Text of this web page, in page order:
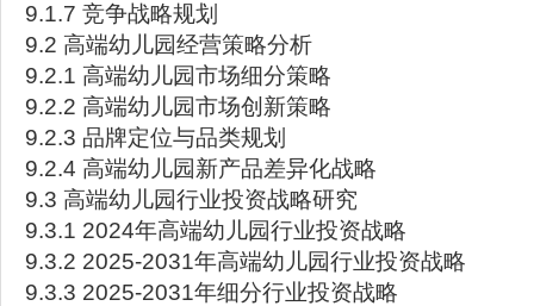
9.1.7 竞争战略规划
9.2 高端幼儿园经营策略分析
9.2.1 高端幼儿园市场细分策略
9.2.2 高端幼儿园市场创新策略
9.2.3 品牌定位与品类规划
9.2.4 高端幼儿园新产品差异化战略
9.3 高端幼儿园行业投资战略研究
9.3.1 2024年高端幼儿园行业投资战略
9.3.2 2025-2031年高端幼儿园行业投资战略
9.3.3 2025-2031年细分行业投资战略